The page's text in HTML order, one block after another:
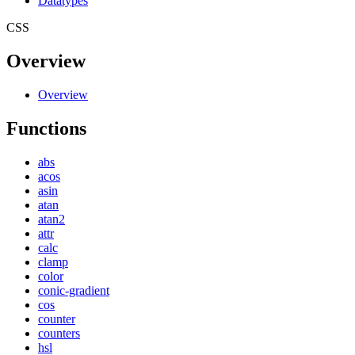
CSS
Overview
Overview
Functions
abs
acos
asin
atan
atan2
attr
calc
clamp
color
conic-gradient
cos
counter
counters
hsl